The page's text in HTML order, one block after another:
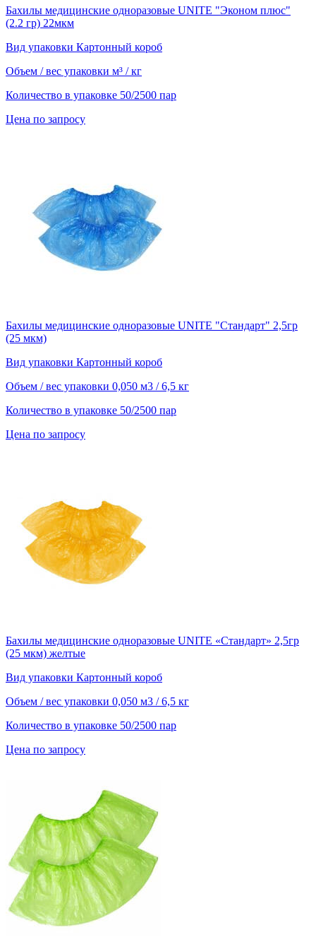
Бахилы медицинские одноразовые UNITE "Эконом плюс"
(2.2 гр) 22мкм
Вид упаковки Картонный короб
Объем / вес упаковки м³ / кг
Количество в упаковке 50/2500 пар
Цена по запросу
Бахилы медицинские одноразовые UNITE "Стандарт" 2,5гр
(25 мкм)
Вид упаковки Картонный короб
Объем / вес упаковки 0,050 м3 / 6,5 кг
Количество в упаковке 50/2500 пар
Цена по запросу
Бахилы медицинские одноразовые UNITE «Стандарт» 2,5гр
(25 мкм) желтые
Вид упаковки Картонный короб
Объем / вес упаковки 0,050 м3 / 6,5 кг
Количество в упаковке 50/2500 пар
Цена по запросу